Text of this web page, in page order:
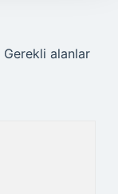
Gerekli alanlar